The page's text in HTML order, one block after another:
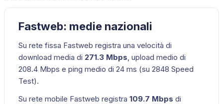
Fastweb: medie nazionali
Su rete fissa Fastweb registra una velocità di
download media di 271.3 Mbps, upload medio di
208.4 Mbps e ping medio di 24 ms (su 2848 Speed
Test).
Su rete mobile Fastweb registra 109.7 Mbps di